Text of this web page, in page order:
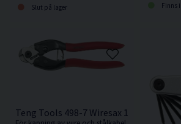
Slut på lager Finns
Teng Tools 498-7 Wiresax 190MM